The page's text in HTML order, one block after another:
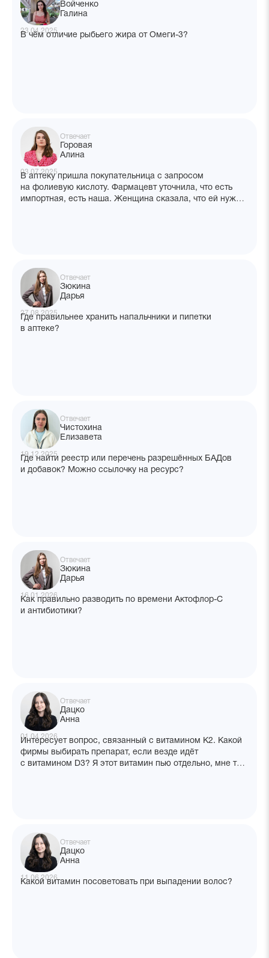
Войченко
Галина
23.04.2025
В чём отличие рыбьего жира от Омеги-3?
Отвечает
Горовая
Алина
03.07.2025
В аптеку пришла покупательница с запросом
на фолиевую кислоту. Фармацевт уточнила, что есть
импортная, есть наша. Женщина сказала, что ей нужна
было указано, что это БАД. Как поступить в таком
случае фармацевту?
Отвечает
Зюкина
Дарья
27.08.2025
Где правильнее хранить напальчники и пипетки
в аптеке?
Отвечает
Чистохина
Елизавета
19.12.2025
Где найти реестр или перечень разрешённых БАДов
и добавок? Можно ссылочку на ресурс?
Отвечает
Зюкина
Дарья
16.01.2026
Как правильно разводить по времени Актофлор-С
и антибиотики?
Отвечает
Дацко
Анна
01.04.2026
Интересует вопрос, связанный с витамином К2. Какой
фирмы выбирать препарат, если везде идёт
с витамином D3? Я этот витамин пью отдельно, мне так
Отвечает
Дацко
Анна
11.06.2026
Какой витамин посоветовать при выпадении волос?